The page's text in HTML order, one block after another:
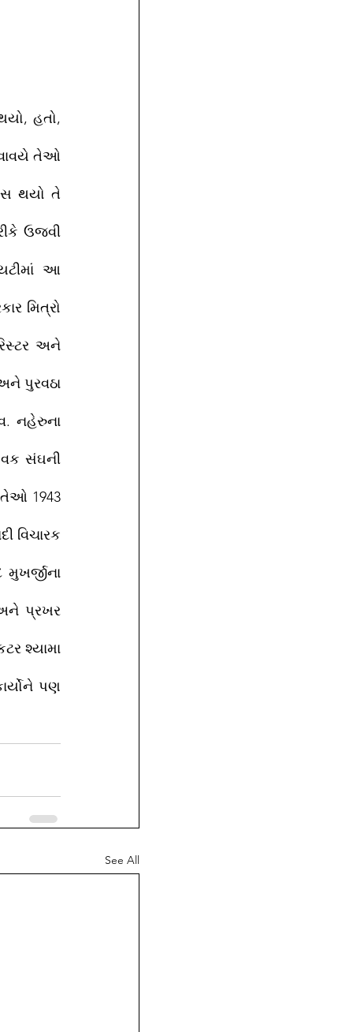
હતો,
તેઓ
થયો તે
ઉજવી
આ
મિત્રો
અને
પુરવઠા
નહેરુના
સંઘની
તેઓ 1943
વિચારક
અને પ્રખર
શ્યામા
પણ
See All